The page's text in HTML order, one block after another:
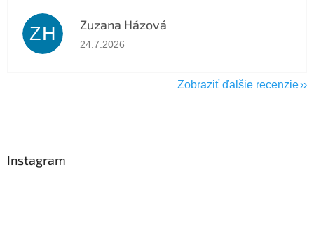
ZH Zuzana Házová
Hodnotenie obchodu je 5 z 5 hviezdičiek.
24.7.2026
Zobraziť ďalšie recenzie
Instagram